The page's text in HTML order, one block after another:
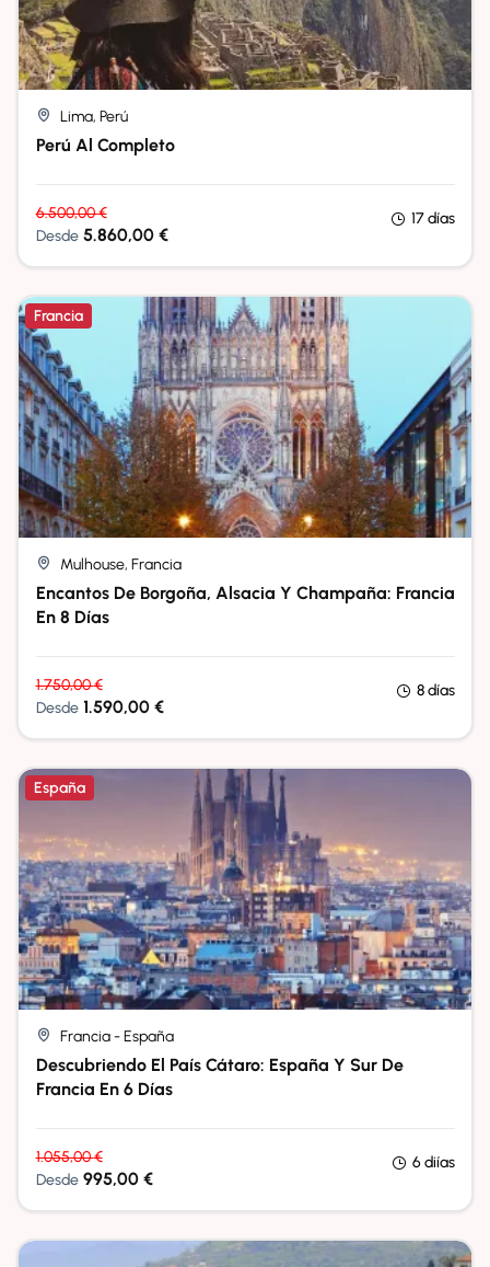
Lima, Perú
Perú Al Completo
6.500,00€
Desde 5.860,00 €
17 días
Francia
Mulhouse, Francia
Encantos De Borgoña, Alsacia Y Champaña: Francia
En 8 Días
1.750,00€
Desde 1.590,00 €
8 días
España
Francia - España
Descubriendo El País Cátaro: España Y Sur De
Francia En 6 Días
1.055,00€
Desde 995,00 €
6 diías